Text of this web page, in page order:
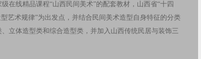
在线精品课程“山西民间美术”的配套教材，山西省“十四
艺术规律”为出发点，并结合民间美术造型自身特征的分类
立体造型类和综合造型类，并加入山西传统民居与装饰三